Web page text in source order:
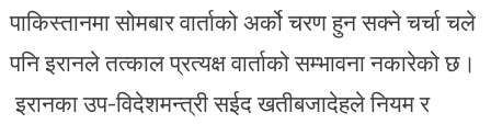
पाकिस्तानमा सोमबार वार्ताको अर्को चरण हुन सक्ने चर्चा चले
पनि इरानले तत्काल प्रत्यक्ष वार्ताको सम्भावना नकारेको छ।
इरानका उप-विदेशमन्त्री सईद खतीबजादेहले नियम र